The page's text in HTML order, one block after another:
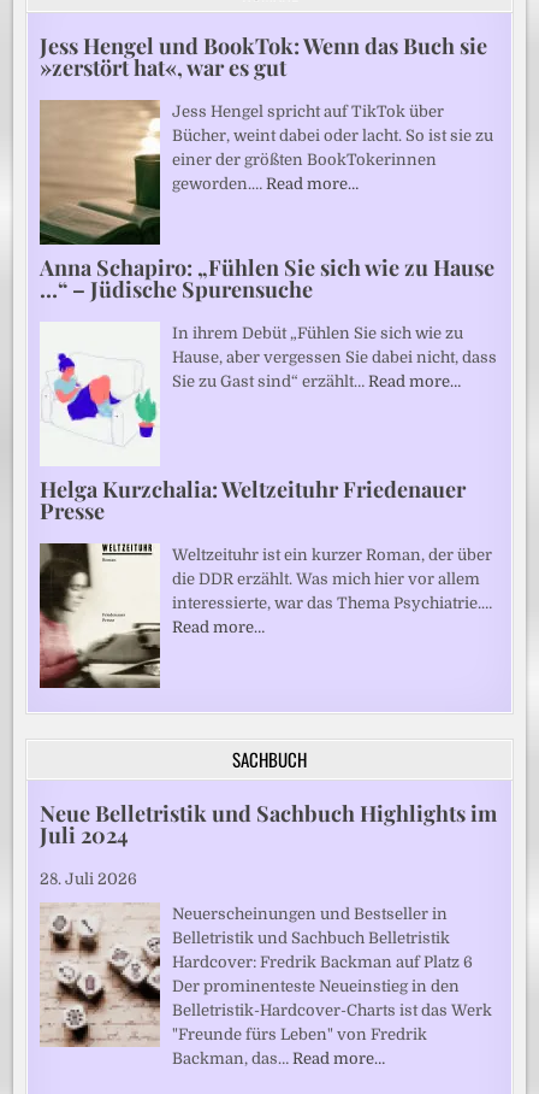
Jess Hengel und BookTok: Wenn das Buch sie
»zerstört hat«, war es gut
Jess Hengel spricht auf TikTok über
Bücher, weint dabei oder lacht. So ist sie zu
einer der größten BookTokerinnen
geworden.…Read more…
Anna Schapiro: „Fühlen Sie sich wie zu Hause
…“ – Jüdische Spurensuche
In ihrem Debüt „Fühlen Sie sich wie zu
Hause, aber vergessen Sie dabei nicht, dass
Sie zu Gast sind“ erzählt…Read more…
Helga Kurzchalia: Weltzeituhr Friedenauer
Presse
Weltzeituhr ist ein kurzer Roman, der über
die DDR erzählt. Was mich hier vor allem
interessierte, war das Thema Psychiatrie.…
Read more…
SACHBUCH
Neue Belletristik und Sachbuch Highlights im
Juli 2024
28. Juli 2026
Neuerscheinungen und Bestseller in
Belletristik und Sachbuch Belletristik
Hardcover: Fredrik Backman auf Platz 6
Der prominenteste Neueinstieg in den
Belletristik-Hardcover-Charts ist das Werk
"Freunde fürs Leben" von Fredrik
Backman, das…Read more…